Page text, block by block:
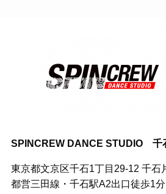
SPINCREW DANCE STUDIO 千
東京都文京区千石1丁目29-12 千石
都営三田線・千石駅A2出口徒歩1分